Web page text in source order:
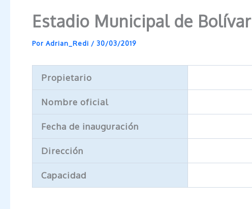
Estadio Municipal de Bolívar
Por Adrian_Redi / 30/03/2019
Propietario
Nombre oficial
Fecha de inauguración
Dirección
Capacidad